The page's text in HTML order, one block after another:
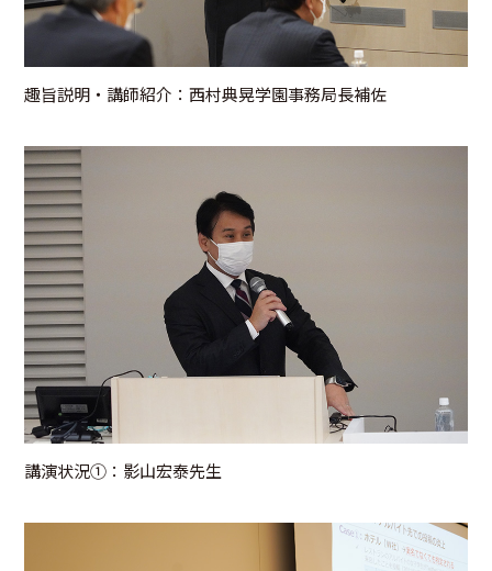
趣旨説明・講師紹介：西村典晃学園事務局⻑補佐
講演状況①：影山宏泰先生